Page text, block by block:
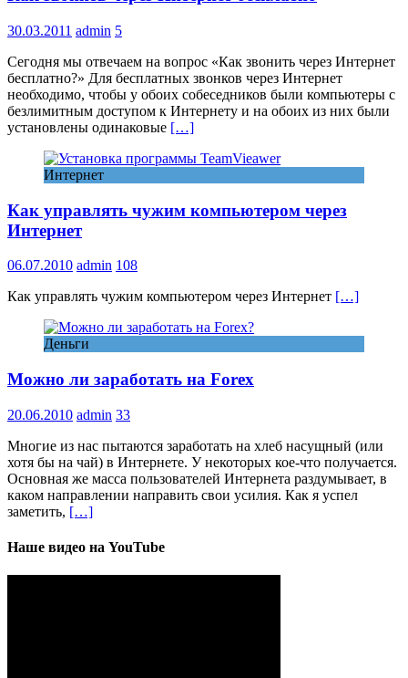
30.03.2011 admin 5
Сегодня мы отвечаем на вопрос «Как звонить через Интернет
бесплатно?» Для бесплатных звонков через Интернет
необходимо, чтобы у обоих собеседников были компьютеры с
безлимитным доступом к Интернету и на обоих из них были
установлены одинаковые […]
Интернет
Как управлять чужим компьютером через
Интернет
06.07.2010 admin 108
Как управлять чужим компьютером через Интернет […]
Деньги
Можно ли заработать на Forex
20.06.2010 admin 33
Многие из нас пытаются заработать на хлеб насущный (или
хотя бы на чай) в Интернете. У некоторых кое-что получается.
Основная же масса пользователей Интернета раздумывает, в
каком направлении направить свои усилия. Как я успел
заметить, […]
Наше видео на YouTube